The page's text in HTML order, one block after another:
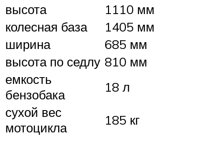
высота
1110 мм
колесная база
1405 мм
ширина
685 мм
высота по седлу 810 мм
емкость
бензобака
18 л
сухой вес
мотоцикла
185 кг